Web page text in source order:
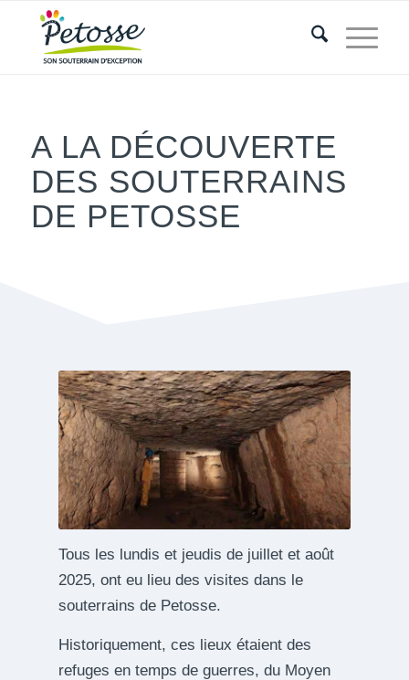
A LA DÉCOUVERTE
DES SOUTERRAINS
DE PETOSSE
Tous les lundis et jeudis de juillet et août
2025, ont eu lieu des visites dans le
souterrains de Petosse.
Historiquement, ces lieux étaient des
refuges en temps de guerres, du Moyen